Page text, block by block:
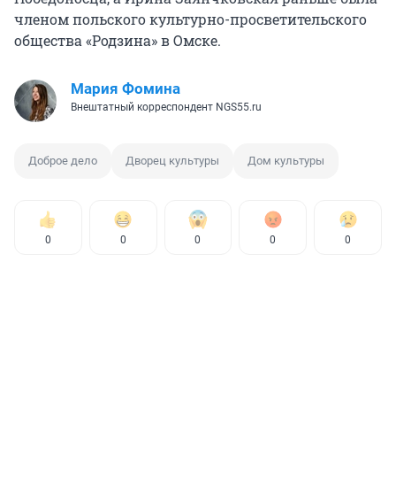
членом польского культурно-просветительского
общества «Родзина» в Омске.
Мария Фомина
Внештатный корреспондент NGS55.ru
Доброе дело Дворец культуры Дом культуры
0 0 0 0 0